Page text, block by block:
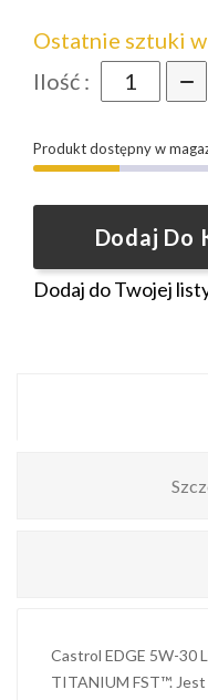
Ostatnie sztuki
Ilość :
Produkt dostępny w
Dodaj Do
Dodaj do Twojej
Castrol EDGE 5W-30
TITANIUM FST™.